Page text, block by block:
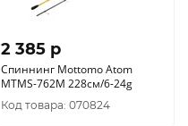
2 385 p
Спиннинг Mottomo Atom
MTMS-762M 228см/6-24g
Код товара: 070824